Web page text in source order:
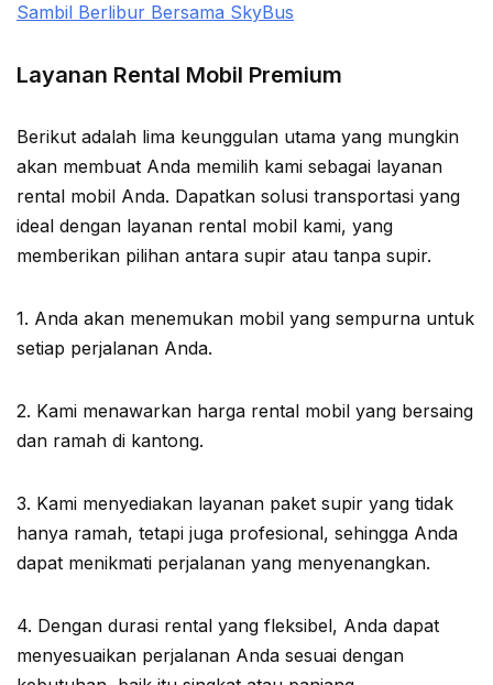
Sambil Berlibur Bersama SkyBus
Layanan Rental Mobil Premium
Berikut adalah lima keunggulan utama yang mungkin
akan membuat Anda memilih kami sebagai layanan
rental mobil Anda. Dapatkan solusi transportasi yang
ideal dengan layanan rental mobil kami, yang
memberikan pilihan antara supir atau tanpa supir.
1. Anda akan menemukan mobil yang sempurna untuk
setiap perjalanan Anda.
2. Kami menawarkan harga rental mobil yang bersaing
dan ramah di kantong.
3. Kami menyediakan layanan paket supir yang tidak
hanya ramah, tetapi juga profesional, sehingga Anda
dapat menikmati perjalanan yang menyenangkan.
4. Dengan durasi rental yang fleksibel, Anda dapat
menyesuaikan perjalanan Anda sesuai dengan